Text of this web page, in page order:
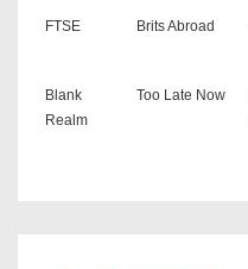
FTSE Brits Abroad
Blank
Realm
Too Late Now